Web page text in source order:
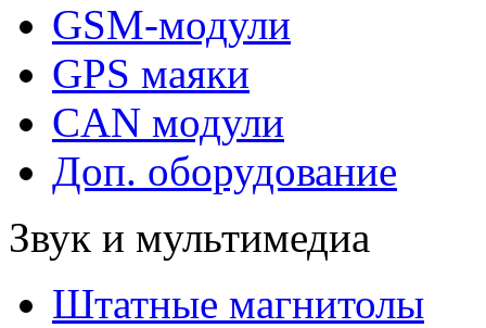
GSM-модули
GPS маяки
CAN модули
Доп. оборудование
Звук и мультимедиа
Штатные магнитолы